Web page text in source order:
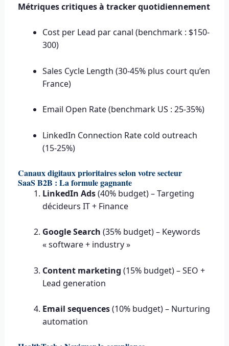
Métriques critiques à tracker quotidiennement
Cost per Lead par canal (benchmark : $150-
300)
Sales Cycle Length (30-45% plus court qu’en
France)
Email Open Rate (benchmark US : 25-35%)
LinkedIn Connection Rate cold outreach
(15-25%)
Canaux digitaux prioritaires selon votre secteur
SaaS B2B : La formule gagnante
LinkedIn Ads(40% budget) – Targeting
décideurs IT + Finance
Google Search (35% budget) – Keywords
« software + industry »
Content marketing (15% budget) – SEO +
Lead generation
Email sequences(10% budget) – Nurturing
automation